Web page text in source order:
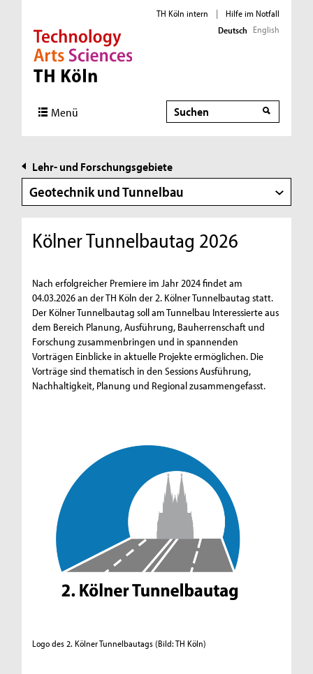
Direkt zur Hauptnavigation
Direkt zur Subnavigation
Direkt zum Inhalt
Direkt zum Fußbereich
TH Köln intern |
Hilfe im Notfall
Deutsch English
Menü Suche
Suche
Lehr- und Forschungsgebiete
Geotechnik und Tunnelbau
Kölner Tunnelbautag 2026
Nach erfolgreicher Premiere im Jahr 2024 findet am
04.03.2026 an der TH Köln der 2. Kölner Tunnelbautag statt.
Der Kölner Tunnelbautag soll am Tunnelbau Interessierte aus
dem Bereich Planung, Ausführung, Bauherrenschaft und
Forschung zusammenbringen und in spannenden
Vorträgen Einblicke in aktuelle Projekte ermöglichen. Die
Vorträge sind thematisch in den Sessions Ausführung,
Nachhaltigkeit, Planung und Regional zusammengefasst.
Logo des 2. Kölner Tunnelbautags (Bild: TH Köln)